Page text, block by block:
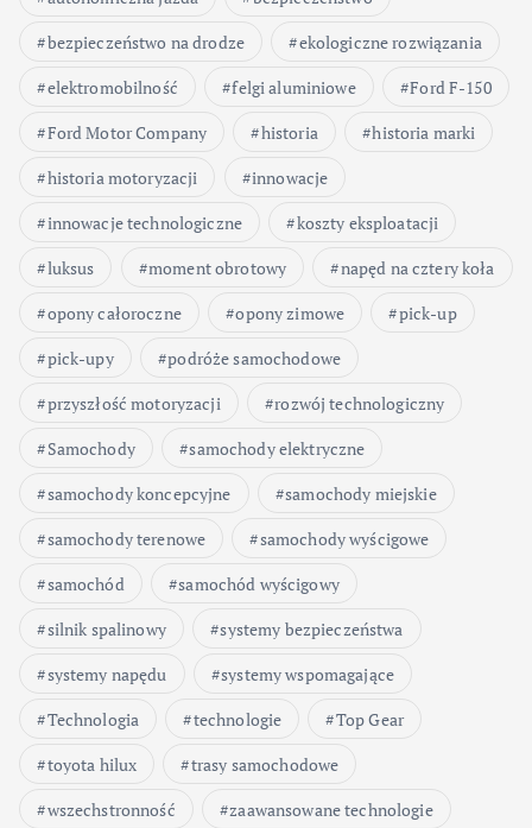
bezpieczeństwo na drodze
ekologiczne rozwiązania
elektromobilność
felgi aluminiowe
Ford F-150
Ford Motor Company
historia
historia marki
historia motoryzacji
innowacje
innowacje technologiczne
koszty eksploatacji
luksus
moment obrotowy
napęd na cztery koła
opony całoroczne
opony zimowe
pick-up
pick-upy
podróże samochodowe
przyszłość motoryzacji
rozwój technologiczny
Samochody
samochody elektryczne
samochody koncepcyjne
samochody miejskie
samochody terenowe
samochody wyścigowe
samochód
samochód wyścigowy
silnik spalinowy
systemy bezpieczeństwa
systemy napędu
systemy wspomagające
Technologia
technologie
Top Gear
toyota hilux
trasy samochodowe
wszechstronność
zaawansowane technologie